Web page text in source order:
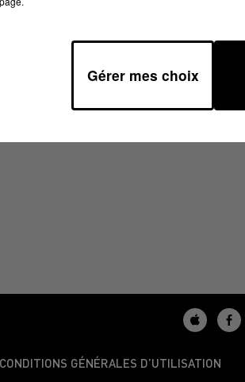
À 11H00
CONDITIONS GÉNÉRALES D’UTILISATION
Gérer mes choix